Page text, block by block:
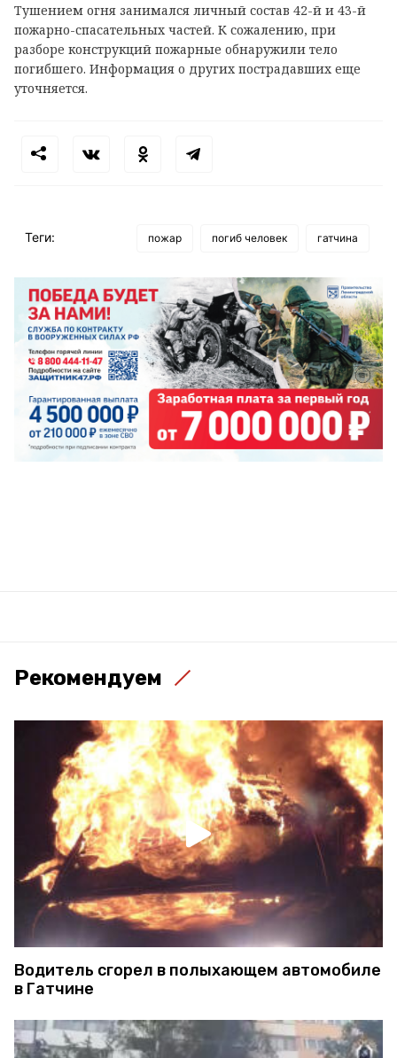
Тушением огня занимался личный состав 42-й и 43-й
пожарно-спасательных частей. К сожалению, при
разборе конструкций пожарные обнаружили тело
погибшего. Информация о других пострадавших еще
уточняется.
Теги: пожар погиб человек гатчина
Рекомендуем
Водитель сгорел в полыхающем автомобиле
в Гатчине